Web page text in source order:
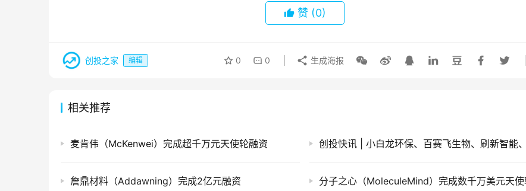
赞 (0)
创投之家 编辑 0 0 生成海报
相关推荐
麦肯伟（McKenwei）完成超千万元天使轮融资
詹鼎材料（Addawning）完成2亿元融资